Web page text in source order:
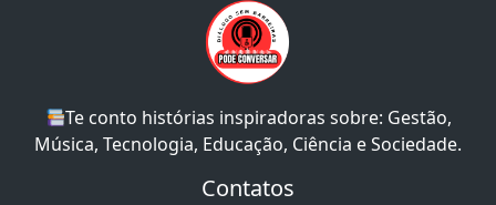
Te conto histórias inspiradoras sobre: Gestão,
Música, Tecnologia, Educação, Ciência e Sociedade.
Contatos